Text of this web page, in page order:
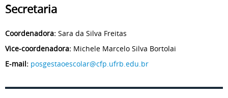
Secretaria
Coordenadora: Sara da Silva Freitas
Vice-coordenadora: Michele Marcelo Silva Bortolai
E-mail: posgestaoescolar@cfp.ufrb.edu.br